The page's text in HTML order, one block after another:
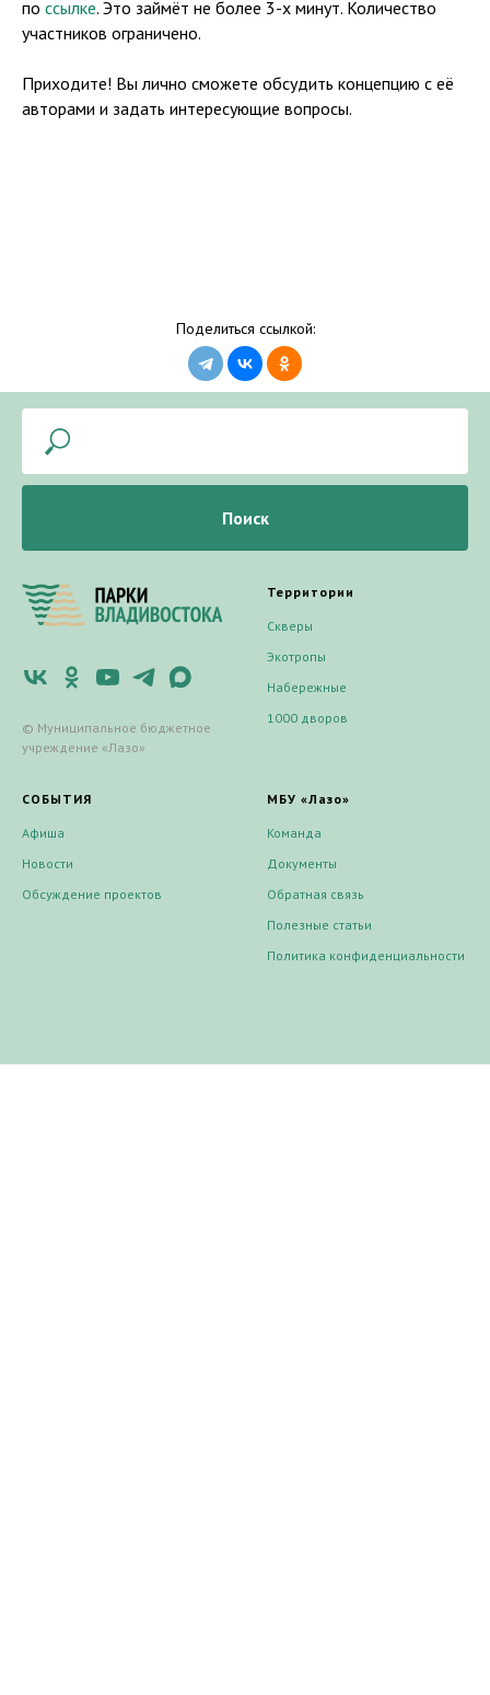
по ссылке. Это займёт не более 3-х минут. Количество
участников ограничено.
Приходите! Вы лично сможете обсудить концепцию с её
авторами и задать интересующие вопросы.
Поделиться ссылкой:
Поиск
© Муниципальное бюджетное
учреждение «Лазо»
Территории
Скверы
Экотропы
Набережные
1000 дворов
СОБЫТИЯ
Афиша
Новости
Обсуждение проектов
МБУ «Лазо»
Команда
Документы
Обратная связь
Полезные статьи
Политика конфиденциальности